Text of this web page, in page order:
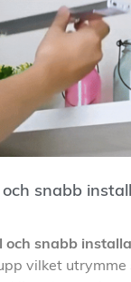
och snabb
och snabb
vilket utrymme